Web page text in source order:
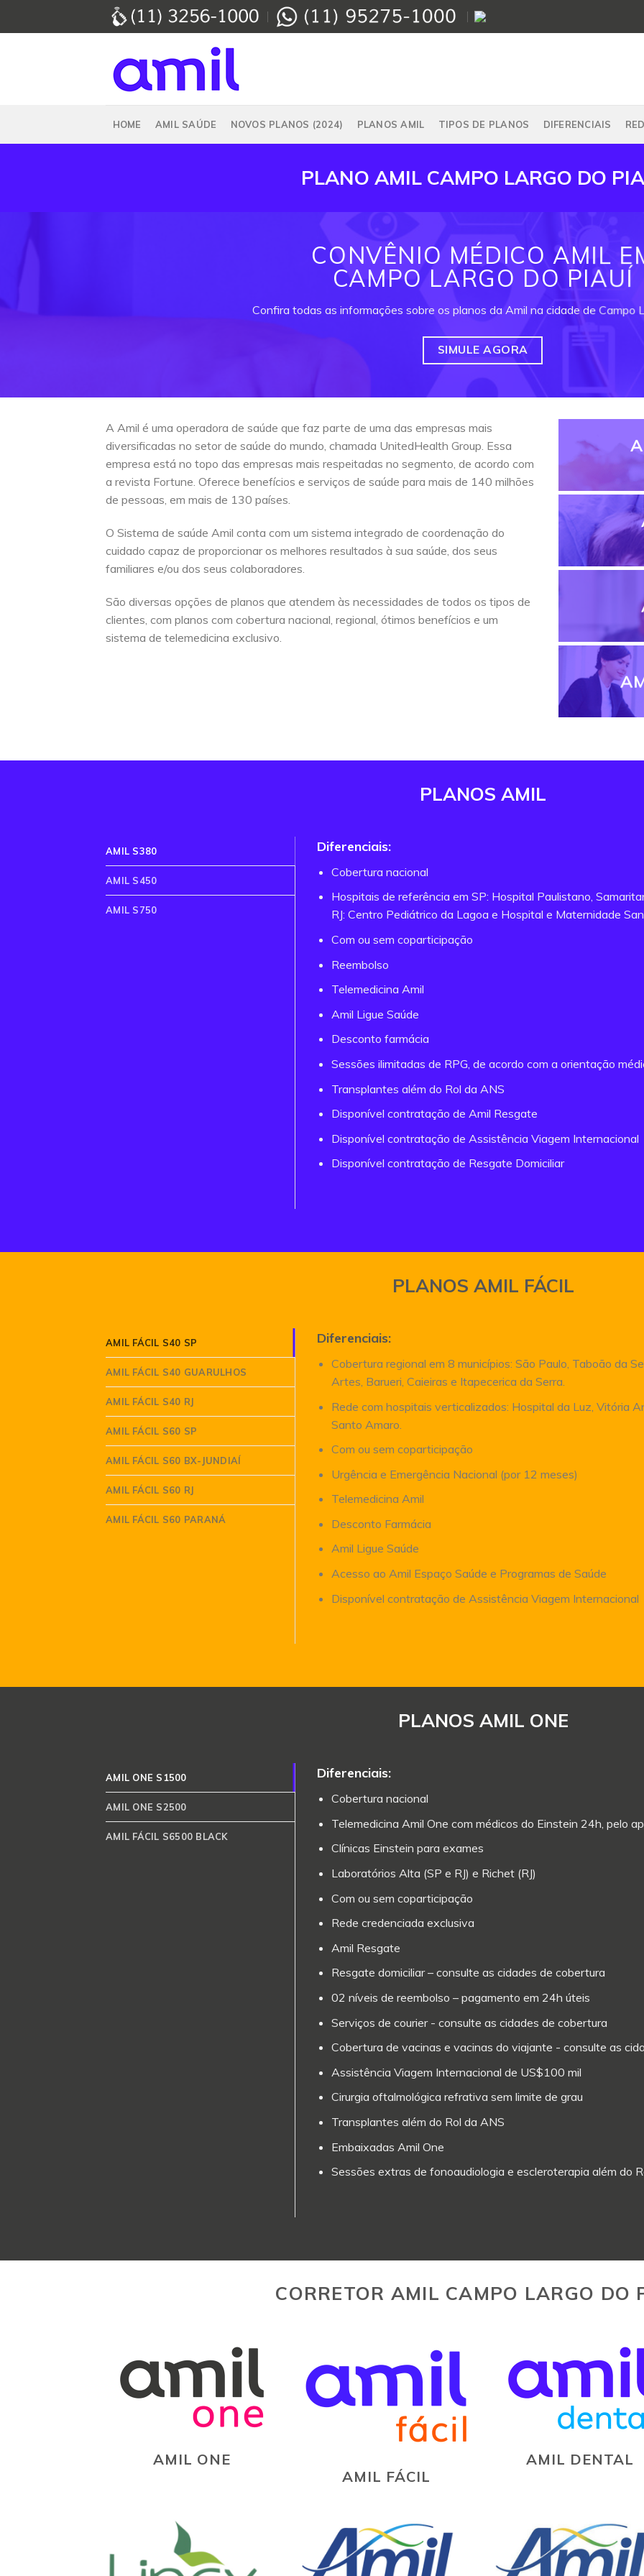
HOME AMIL SAÚDE NOVOS PLANOS (2024) PLANOS AMIL TIPOS DE PLANOS DIFERENCIAIS
PLANO AMIL CAMPO LARGO DO
CONVÊNIO MÉDICO AMIL
CAMPO LARGO DO PIAUÍ
Confira todas as informações sobre os planos da Amil na cidade de Campo
SIMULE AGORA
A Amil é uma operadora de saúde que faz parte de uma das empresas mais
diversificadas no setor de saúde do mundo, chamada UnitedHealth Group. Essa
empresa está no topo das empresas mais respeitadas no segmento, de acordo com
a revista Fortune. Oferece benefícios e serviços de saúde para mais de 140 milhões
de pessoas, em mais de 130 países.
O Sistema de saúde Amil conta com um sistema integrado de coordenação do
cuidado capaz de proporcionar os melhores resultados à sua saúde, dos seus
familiares e/ou dos seus colaboradores.
São diversas opções de planos que atendem às necessidades de todos os tipos de
clientes, com planos com cobertura nacional, regional, ótimos benefícios e um
sistema de telemedicina exclusivo.
PLANOS AMIL
AMIL S380
AMIL S450
AMIL S750
Diferenciais:
Cobertura nacional
Hospitais de referência em SP: Hospital Paulistano,
RJ: Centro Pediátrico da Lagoa e Hospital e Maternidade
Com ou sem coparticipação
Reembolso
Telemedicina Amil
Amil Ligue Saúde
Desconto farmácia
Sessões ilimitadas de RPG, de acordo com a orientação
Transplantes além do Rol da ANS
Disponível contratação de Amil Resgate
Disponível contratação de Assistência Viagem Internacional
Disponível contratação de Resgate Domiciliar
PLANOS AMIL FÁCIL
AMIL FÁCIL S40 SP
AMIL FÁCIL S40 GUARULHOS
AMIL FÁCIL S40 RJ
AMIL FÁCIL S60 SP
AMIL FÁCIL S60 BX-JUNDIAÍ
AMIL FÁCIL S60 RJ
AMIL FÁCIL S60 PARANÁ
Diferenciais:
Cobertura regional em 8 municípios: São Paulo, Taboão da
Artes, Barueri, Caieiras e Itapecerica da Serra.
Rede com hospitais verticalizados: Hospital da Luz, Vitória
Santo Amaro.
Com ou sem coparticipação
Urgência e Emergência Nacional (por 12 meses)
Telemedicina Amil
Desconto Farmácia
Amil Ligue Saúde
Acesso ao Amil Espaço Saúde e Programas de Saúde
Disponível contratação de Assistência Viagem Internacional
PLANOS AMIL ONE
AMIL ONE S1500
AMIL ONE S2500
AMIL FÁCIL S6500 BLACK
Diferenciais:
Cobertura nacional
Telemedicina Amil One com médicos do Einstein 24h, pelo
Clínicas Einstein para exames
Laboratórios Alta (SP e RJ) e Richet (RJ)
Com ou sem coparticipação
Rede credenciada exclusiva
Amil Resgate
Resgate domiciliar – consulte as cidades de cobertura
02 níveis de reembolso – pagamento em 24h úteis
Serviços de courier - consulte as cidades de cobertura
Cobertura de vacinas e vacinas do viajante - consulte as
Assistência Viagem Internacional de US$100 mil
Cirurgia oftalmológica refrativa sem limite de grau
Transplantes além do Rol da ANS
Embaixadas Amil One
Sessões extras de fonoaudiologia e escleroterapia além do
CORRETOR AMIL CAMPO LARGO DO
AMIL ONE
AMIL FÁCIL
AMIL DENTAL